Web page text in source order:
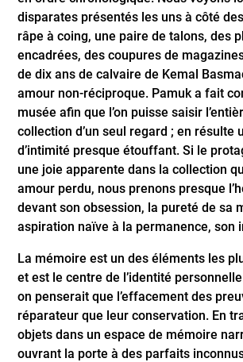
disparates présentés les uns à côté
râpe à coing, une paire de talons, des
encadrées, des coupures de
de dix ans de calvaire de Kemal
amour non-réciproque. Pamuk a fait
musée afin que l’on puisse saisir
collection d’un seul regard ; en résulte
d’intimité presque étouffant. Si le
une joie apparente dans la collection
amour perdu, nous prenons presque
devant son obsession, la pureté de sa
aspiration naïve à la permanence, son
La mémoire est un des éléments les
et est le centre de l’identité
on penserait que l’effacement des
réparateur que leur conservation. En
objets dans un espace de mémoire
ouvrant la porte à des parfaits